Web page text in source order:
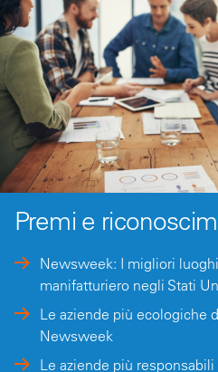
Premi e
Newsweek: I migliori
manifatturiero negli Stati
Le aziende più ecologiche
Newsweek
Le aziende più